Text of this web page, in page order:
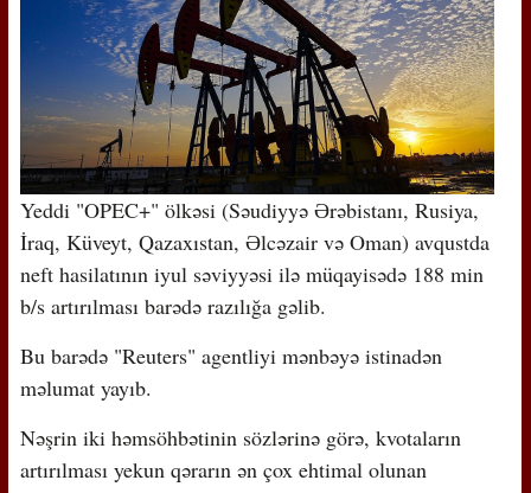
Yeddi "OPEC+" ölkəsi (Səudiyyə Ərəbistanı, Rusiya,
İraq, Küveyt, Qazaxıstan, Əlcəzair və Oman) avqustda
neft hasilatının iyul səviyyəsi ilə müqayisədə 188 min
b/s artırılması barədə razılığa gəlib.
Bu barədə "Reuters" agentliyi mənbəyə istinadən
məlumat yayıb.
Nəşrin iki həmsöhbətinin sözlərinə görə, kvotaların
artırılması yekun qərarın ən çox ehtimal olunan